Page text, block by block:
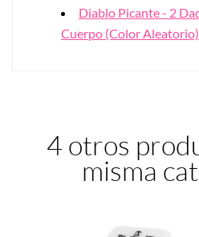
Diablo Picante - 2
Cuerpo (Color Aleatorio)
4 otros
misma